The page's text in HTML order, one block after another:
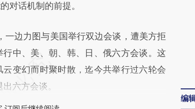
对话机制的前提。
边力图与美国举行双边会谈，遭美方拒
中、美、朝、韩、日、俄六方会谈。这
变幻而时聚时散，迄今共举行过六轮会
六方会谈。
编